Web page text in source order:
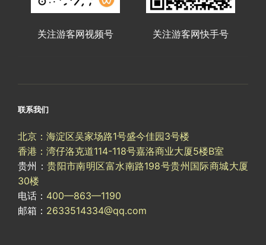
关注游客网视频号 关注游客网快手号
联系我们
北京：海淀区吴家场路1号盛今佳园3号楼
香港：湾仔洛克道114-118号嘉洛商业大厦5楼B室
贵州：贵阳市南明区富水南路198号贵州国际商城大厦
30楼
电话： 400—863—1190
邮箱： 2633514334@qq.com